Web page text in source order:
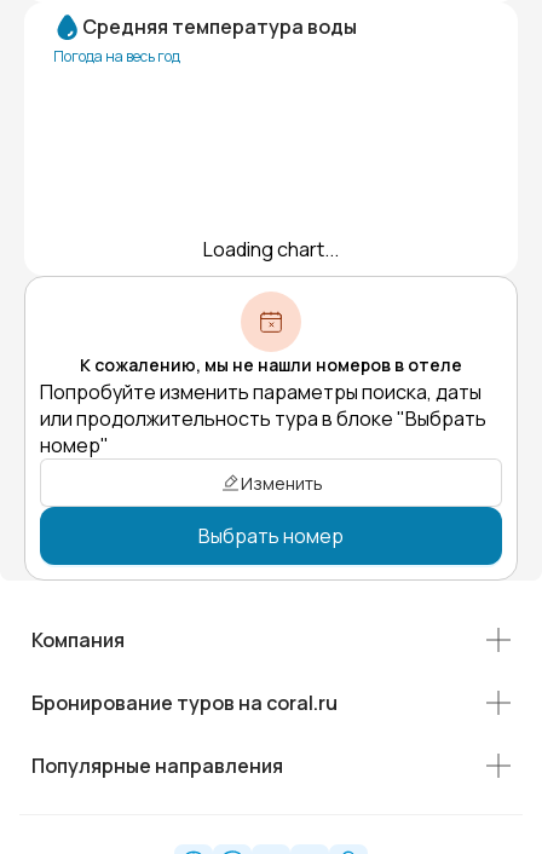
Средняя температура воды
Погода на весь год
Loading chart...
К сожалению, мы не нашли номеров в отеле
Попробуйте изменить параметры поиска, даты
или продолжительность тура в блоке "Выбрать
номер"
Изменить
Выбрать номер
Компания
Бронирование туров на coral.ru
Популярные направления